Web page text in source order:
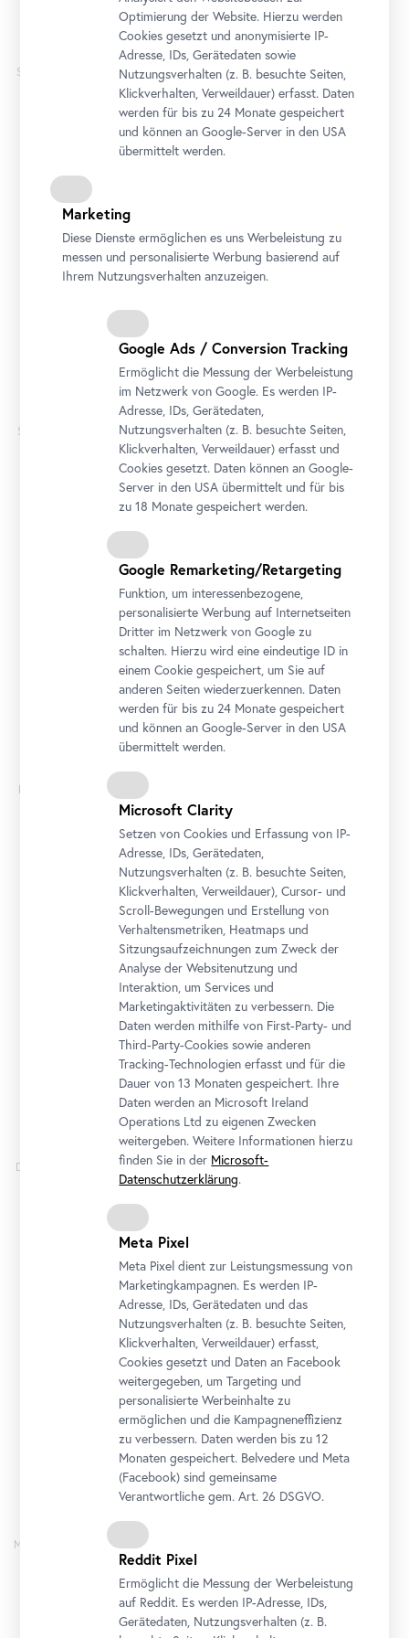
Samstag
Für Familien: Hallo Werkraum!
Workshop • Belvedere 21
Sonntag
Für Familien: Hallo Werkraum!
Workshop • Belvedere 21
23. August 2026 15:00 - 17:00
Ticket
Montag
Für Familien: Hallo Werkraum!
Workshop • Oberes Belvedere
Schau!
24. August 2026 10:30 - 12:30
Ticket
Dienstag
Für Familien: Hallo Werkraum!
Workshop • Oberes Belvedere
Schau!
25. August 2026 10:30 - 12:30
Ticket
Mittwoch
Optimierung der Website. Hierzu werden
Cookies gesetzt und anonymisierte IP-
Adresse, IDs, Gerätedaten sowie
Nutzungsverhalten (z. B. besuchte Seiten,
Klickverhalten, Verweildauer) erfasst. Daten
werden für bis zu 24 Monate gespeichert
und können an Google-Server in den USA
übermittelt werden.
Marketing
Diese Dienste ermöglichen es uns Werbeleistung zu
messen und personalisierte Werbung basierend auf
Ihrem Nutzungsverhalten anzuzeigen.
Google Ads / Conversion Tracking
Ermöglicht die Messung der Werbeleistung
im Netzwerk von Google. Es werden IP-
Adresse, IDs, Gerätedaten,
Nutzungsverhalten (z. B. besuchte Seiten,
Klickverhalten, Verweildauer) erfasst und
Cookies gesetzt. Daten können an Google-
Server in den USA übermittelt und für bis
zu 18 Monate gespeichert werden.
Google Remarketing/Retargeting
Funktion, um interessenbezogene,
personalisierte Werbung auf Internetseiten
Dritter im Netzwerk von Google zu
schalten. Hierzu wird eine eindeutige ID in
einem Cookie gespeichert, um Sie auf
anderen Seiten wiederzuerkennen. Daten
werden für bis zu 24 Monate gespeichert
und können an Google-Server in den USA
übermittelt werden.
Microsoft Clarity
Setzen von Cookies und Erfassung von IP-
Adresse, IDs, Gerätedaten,
Nutzungsverhalten (z. B. besuchte Seiten,
Klickverhalten, Verweildauer), Cursor- und
Scroll-Bewegungen und Erstellung von
Verhaltensmetriken, Heatmaps und
Sitzungsaufzeichnungen zum Zweck der
Analyse der Websitenutzung und
Interaktion, um Services und
Marketingaktivitäten zu verbessern. Die
Daten werden mithilfe von First-Party- und
Third-Party-Cookies sowie anderen
Tracking-Technologien erfasst und für die
Dauer von 13 Monaten gespeichert. Ihre
Daten werden an Microsoft Ireland
Operations Ltd zu eigenen Zwecken
weitergeben. Weitere Informationen hierzu
finden Sie in der Microsoft-
Datenschutzerklärung.
Meta Pixel
Meta Pixel dient zur Leistungsmessung von
Marketingkampagnen. Es werden IP-
Adresse, IDs, Gerätedaten und das
Nutzungsverhalten (z. B. besuchte Seiten,
Klickverhalten, Verweildauer) erfasst,
Cookies gesetzt und Daten an Facebook
weitergegeben, um Targeting und
personalisierte Werbeinhalte zu
ermöglichen und die Kampagneneffizienz
zu verbessern. Daten werden bis zu 12
Monaten gespeichert. Belvedere und Meta
(Facebook) sind gemeinsame
Verantwortliche gem.Art. 26 DSGVO.
Reddit Pixel
Ermöglicht die Messung der Werbeleistung
auf Reddit. Es werden IP-Adresse, IDs,
Gerätedaten, Nutzungsverhalten (z. B.